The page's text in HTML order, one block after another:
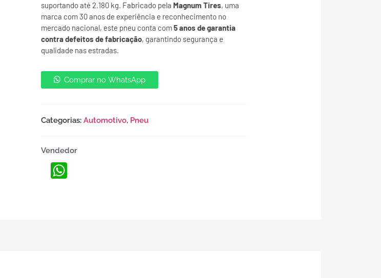
suportando até 2.180 kg. Fabricado pela Magnum Tires, uma
marca com 30 anos de experiência e reconhecimento no
mercado nacional, este pneu conta com5 anos de garantia
contra defeitos de fabricação, garantindo segurança e
qualidade nas estradas.
Comprar no WhatsApp
Categorias: Automotivo, Pneu
Vendedor
WhatsApp